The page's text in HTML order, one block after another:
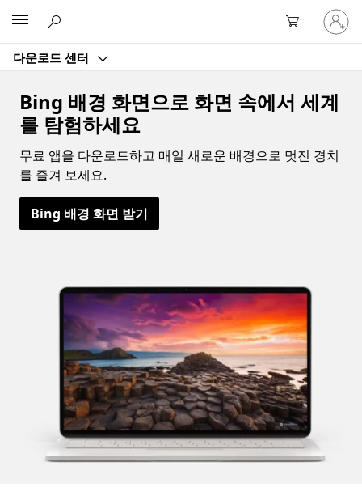
다운로드 센터
귀
하
계
로
그
Bing 배경 화면으로 화면 속에서 세계
를 탐험하세요
무료 앱을 다운로드하고 매일 새로운 배경으로 멋진 경치
를 즐겨 보세요.
Bing 배경 화면 받기